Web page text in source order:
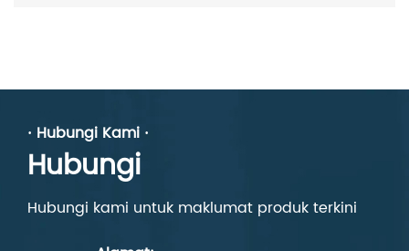
· Hubungi Kami ·
Hubungi
Hubungi kami untuk maklumat produk terkini